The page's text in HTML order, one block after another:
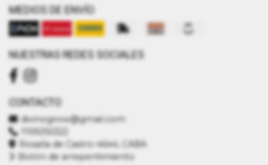
MEDIOS DE ENVÍO
NUESTRAS REDES SOCIALES
CONTACTO
divinogrow@gmail.com
1159255322
Rosalía de Castro 4644, CABA
Botón de arrepentimiento